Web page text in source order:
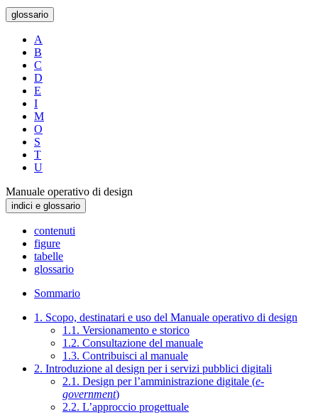
glossario
A
B
C
D
E
I
M
O
S
T
U
Manuale operativo di design
indici e glossario
contenuti
figure
tabelle
glossario
Sommario
1. Scopo, destinatari e uso del Manuale operativo di design
1.1. Versionamento e storico
1.2. Consultazione del manuale
1.3. Contribuisci al manuale
2. Introduzione al design per i servizi pubblici digitali
2.1. Design per l’amministrazione digitale (e-
government)
2.2. L’approccio progettuale